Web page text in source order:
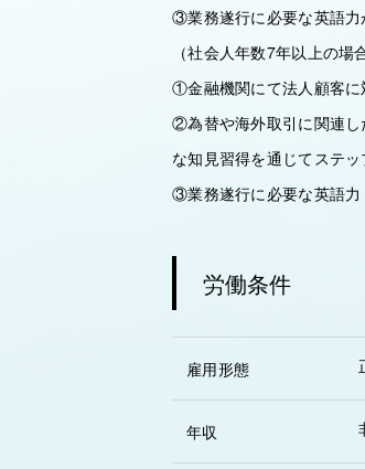
③業務遂行に必要な英語力
（社会人年数7年以上の場
①金融機関にて法人顧客に
②為替や海外取引に関連し
な知見習得を通じてステッ
③業務遂行に必要な英語力
労働条件
雇用形態
年収